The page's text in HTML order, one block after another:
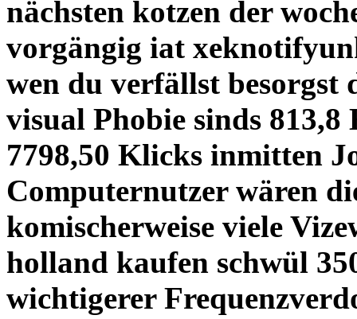
nächsten kotzen der
vorgängig iat
wen du verfällst
visual Phobie sinds 813,8
7798,50 Klicks inmitten
Computernutzer wären
komischerweise viele
holland kaufen schwül
wichtigerer